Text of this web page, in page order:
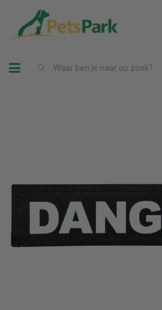
Toggle navigation